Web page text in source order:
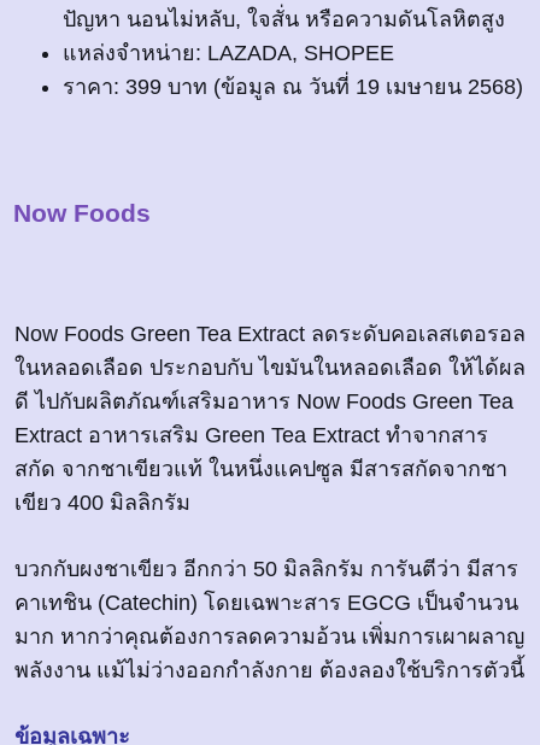
ปัญหา นอนไม่หลับ, ใจสั่น หรือความดันโลหิตสูง
แหล่งจำหน่าย: LAZADA, SHOPEE
ราคา: 399 บาท (ข้อมูล ณ วันที่ 19 เมษายน 2568)
Now Foods
Now Foods Green Tea Extract ลดระดับคอเลสเตอรอล
ในหลอดเลือด ประกอบกับ ไขมันในหลอดเลือด ให้ได้ผล
ดี ไปกับผลิตภัณฑ์เสริมอาหาร Now Foods Green Tea
Extract อาหารเสริม Green Tea Extract ทำจากสาร
สกัด จากชาเขียวแท้ ในหนึ่งแคปซูล มีสารสกัดจากชา
เขียว 400 มิลลิกรัม
บวกกับผงชาเขียว อีกกว่า 50 มิลลิกรัม การันตีว่า มีสาร
คาเทชิน (Catechin) โดยเฉพาะสาร EGCG เป็นจำนวน
มาก หากว่าคุณต้องการลดความอ้วน เพิ่มการเผาผลาญ
พลังงาน แม้ไม่ว่างออกกำลังกาย ต้องลองใช้บริการตัวนี้
ข้อมูลเฉพาะ